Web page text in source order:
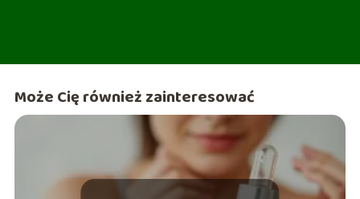
Może Cię również zainteresować